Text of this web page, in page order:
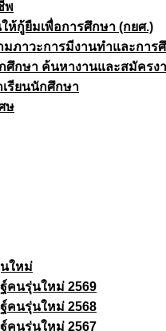
พ
ห้กู้ยืมเพื่อการศึกษา (กยศ.)
ภาวะการมีงานทำและการ
ศึกษา ค้นหางานและสมัครง
รียนนักศึกษา
ษ
ใหม่
คนรุ่นใหม่ 2569
คนรุ่นใหม่ 2568
คนรุ่นใหม่ 2567